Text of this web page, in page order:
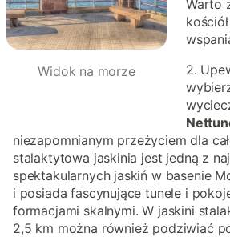
Widok na morze
Warto
2.
niezapomnianym przeżyciem dla
stalaktytowa jaskinia jest jedną z
spektakularnych jaskiń w basenie
i posiada fascynujące tunele i
formacjami skalnymi. W jaskini
2,5 km można również podziwiać